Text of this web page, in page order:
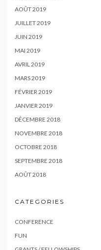
AOÛT 2019
JUILLET 2019
JUIN 2019
MAI 2019
AVRIL 2019
MARS 2019
FÉVRIER 2019
JANVIER 2019
DÉCEMBRE 2018
NOVEMBRE 2018
OCTOBRE 2018
SEPTEMBRE 2018
AOÛT 2018
CATEGORIES
CONFERENCE
FUN